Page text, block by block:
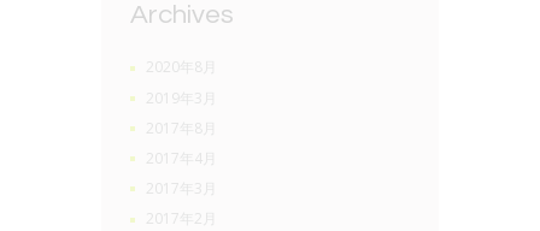
Archives
2020年8月
2019年3月
2017年8月
2017年4月
2017年3月
2017年2月